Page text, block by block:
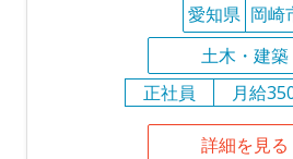
愛知県 岡崎
土木・建築
正社員
月給
詳細を見る